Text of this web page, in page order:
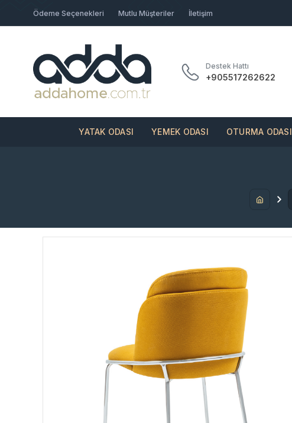
Ödeme Seçenekleri Mutlu Müşteriler İletişim
Destek Hattı
+905517262622
YATAK ODASI YEMEK ODASI OTURMA ODASI